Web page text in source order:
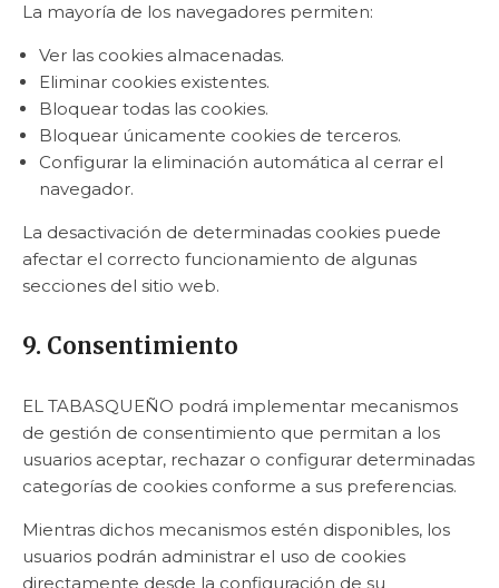
La mayoría de los navegadores permiten:
Ver las cookies almacenadas.
Eliminar cookies existentes.
Bloquear todas las cookies.
Bloquear únicamente cookies de terceros.
Configurar la eliminación automática al cerrar el
navegador.
La desactivación de determinadas cookies puede
afectar el correcto funcionamiento de algunas
secciones del sitio web.
9. Consentimiento
EL TABASQUEÑO podrá implementar mecanismos
de gestión de consentimiento que permitan a los
usuarios aceptar, rechazar o configurar determinadas
categorías de cookies conforme a sus preferencias.
Mientras dichos mecanismos estén disponibles, los
usuarios podrán administrar el uso de cookies
directamente desde la configuración de su